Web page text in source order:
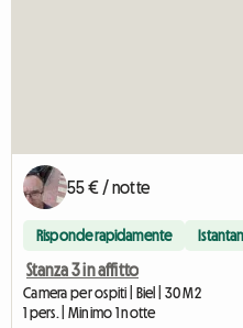
55 € / notte
Risponde rapidamente
Stanza 3 in affitto
Camera per ospiti | Biel | 30 M2
1 pers. | Minimo 1 notte